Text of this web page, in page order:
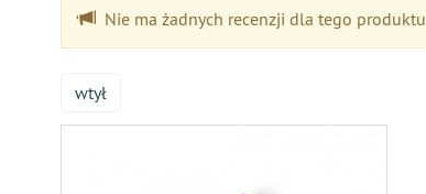
Nie ma żadnych recenzji dla tego produktu
wtył